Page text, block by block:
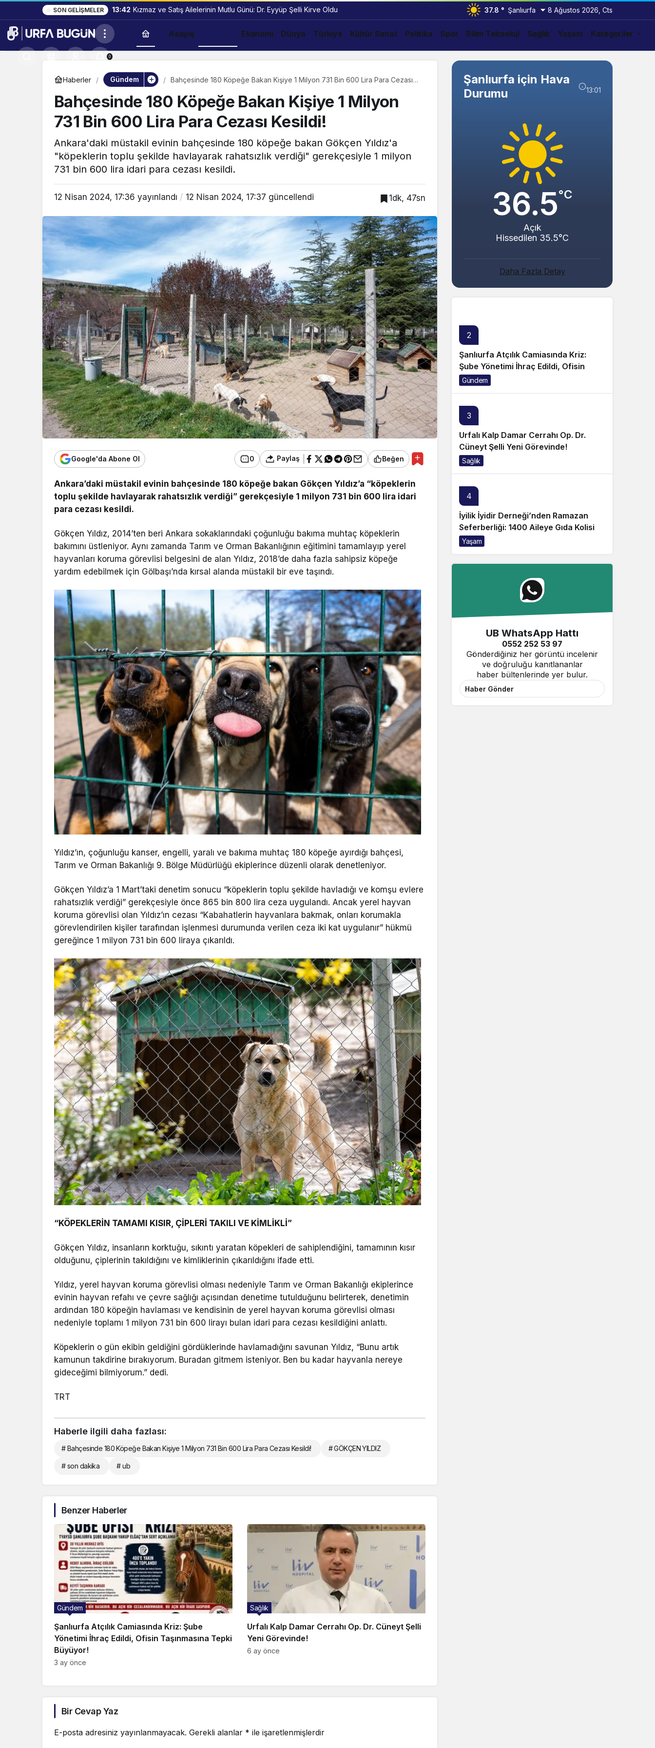
SON GELIŞMELER 13:42 Kızmaz ve Satış Ailelerinin Mutlu Günü: Dr. Eyyüp Şelli Kirve Oldu 37.8 ° Şanlıurfa 8 Ağustos 2026, Cts
Asayiş Ekonomi Dünya Türkiye Kültür Sanat Politika Spor Bilim Teknoloji Sağlık Yaşam Kategoriler
0
Haberler Gündem
Bahçesinde 180 Köpeğe Bakan Kişiye 1 Milyon 731 Bin 600 Lira Para Cezası
Bahçesinde 180 Köpeğe Bakan Kişiye 1 Milyon
731 Bin 600 Lira Para Cezası Kesildi!
Ankara'daki müstakil evinin bahçesinde 180 köpeğe bakan Gökçen Yıldız'a
"köpeklerin toplu şekilde havlayarak rahatsızlık verdiği" gerekçesiyle 1 milyon
731 bin 600 lira idari para cezası kesildi.
12 Nisan 2024, 17:36 yayınlandı 12 Nisan 2024, 17:37 güncellendi 1dk, 47sn
Google'da Abone Ol 0 Paylaş Beğen
Ankara’daki müstakil evinin bahçesinde 180 köpeğe bakan Gökçen Yıldız’a “köpeklerin
toplu şekilde havlayarak rahatsızlık verdiği” gerekçesiyle 1 milyon 731 bin 600 lira idari
para cezası kesildi.
Gökçen Yıldız, 2014’ten beri Ankara sokaklarındaki çoğunluğu bakıma muhtaç köpeklerin
bakımını üstleniyor. Aynı zamanda Tarım ve Orman Bakanlığının eğitimini tamamlayıp yerel
hayvanları koruma görevlisi belgesini de alan Yıldız, 2018’de daha fazla sahipsiz köpeğe
yardım edebilmek için Gölbaşı’nda kırsal alanda müstakil bir eve taşındı.
Yıldız’ın, çoğunluğu kanser, engelli, yaralı ve bakıma muhtaç 180 köpeğe ayırdığı bahçesi,
Tarım ve Orman Bakanlığı 9. Bölge Müdürlüğü ekiplerince düzenli olarak denetleniyor.
Gökçen Yıldız’a 1 Mart’taki denetim sonucu “köpeklerin toplu şekilde havladığı ve komşu evlere
rahatsızlık verdiği” gerekçesiyle önce 865 bin 800 lira ceza uygulandı. Ancak yerel hayvan
koruma görevlisi olan Yıldız’ın cezası “Kabahatlerin hayvanlara bakmak, onları korumakla
görevlendirilen kişiler tarafından işlenmesi durumunda verilen ceza iki kat uygulanır” hükmü
gereğince 1 milyon 731 bin 600 liraya çıkarıldı.
“KÖPEKLERİN TAMAMI KISIR, ÇİPLERİ TAKILI VE KİMLİKLİ”
Gökçen Yıldız, insanların korktuğu, sıkıntı yaratan köpekleri de sahiplendiğini, tamamının kısır
olduğunu, çiplerinin takıldığını ve kimliklerinin çıkarıldığını ifade etti.
Yıldız, yerel hayvan koruma görevlisi olması nedeniyle Tarım ve Orman Bakanlığı ekiplerince
evinin hayvan refahı ve çevre sağlığı açısından denetime tutulduğunu belirterek, denetimin
ardından 180 köpeğin havlaması ve kendisinin de yerel hayvan koruma görevlisi olması
nedeniyle toplamı 1 milyon 731 bin 600 lirayı bulan idari para cezası kesildiğini anlattı.
Köpeklerin o gün ekibin geldiğini gördüklerinde havlamadığını savunan Yıldız, “Bunu artık
kamunun takdirine bırakıyorum. Buradan gitmem isteniyor. Ben bu kadar hayvanla nereye
gideceğimi bilmiyorum.” dedi.
TRT
Haberle ilgili daha fazlası:
# Bahçesinde 180 Köpeğe Bakan Kişiye 1 Milyon 731 Bin 600 Lira Para Cezası Kesildi! # GÖKÇEN YILDIZ
# son dakika # ub
Benzer Haberler
Şanlıurfa Atçılık Camiasında Kriz: Şube
Yönetimi İhraç Edildi, Ofisin Taşınmasına Tepki
Büyüyor!
Gündem
3 ay önce
Urfalı Kalp Damar Cerrahı Op. Dr. Cüneyt Şelli
Yeni Görevinde!
Sağlık
6 ay önce
Bir Cevap Yaz
E-posta adresiniz yayınlanmayacak. Gerekli alanlar * ile işaretlenmişlerdir
Şanlıurfa için Hava
Durumu
13:01
36.5°C
Açık
Hissedilen 35.5°C
Daha Fazla Detay
Abacı ve Abul Ailelerinin Mutlu Günü!
2
Şanlıurfa Atçılık Camiasında Kriz:
Şube Yönetimi İhraç Edildi, Ofisin
Taşınmasına Tepki Büyüyor!
Gündem
3
Urfalı Kalp Damar Cerrahı Op. Dr.
Cüneyt Şelli Yeni Görevinde!
Sağlık
4
İyilik İyidir Derneği’nden Ramazan
Seferberliği: 1400 Aileye Gıda Kolisi
Yaşam
UB WhatsApp Hattı
0552 252 53 97
Gönderdiğiniz her görüntü incelenir
ve doğruluğu kanıtlananlar
haber bültenlerinde yer bulur.
Haber Gönder